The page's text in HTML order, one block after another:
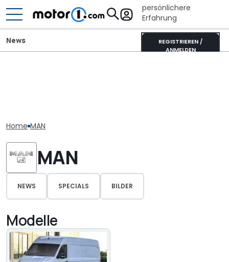
persönlichere
Erfahrung
REGISTRIEREN /
ANMELDEN
News
Home MAN
MAN
NEWS SPECIALS BILDER
Modelle